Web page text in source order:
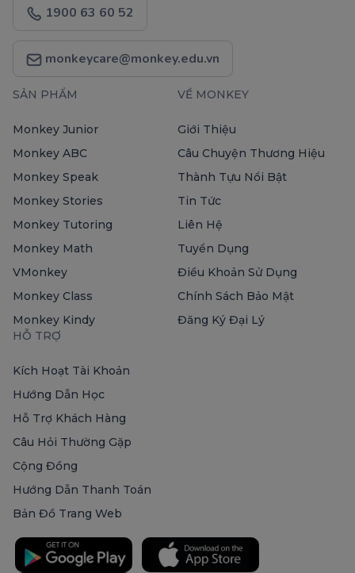
1900 63 60 52
monkeycare@monkey.edu.vn
SẢN PHẨM
Monkey Junior
Monkey ABC
Monkey Speak
Monkey Stories
Monkey Tutoring
Monkey Math
VMonkey
Monkey Class
Monkey Kindy
VỀ MONKEY
Giới Thiệu
Câu Chuyện Thương Hiệu
Thành Tựu Nổi Bật
Tin Tức
Liên Hệ
Tuyển Dụng
Điều Khoản Sử Dụng
Chính Sách Bảo Mật
Đăng Ký Đại Lý
HỖ TRỢ
Kích Hoạt Tài Khoản
Hướng Dẫn Học
Hỗ Trợ Khách Hàng
Câu Hỏi Thường Gặp
Cộng Đồng
Hướng Dẫn Thanh Toán
Bản Đồ Trang Web